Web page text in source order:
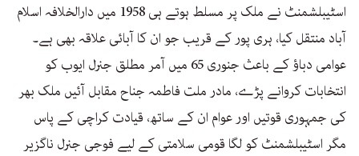
اسٹیبلشمنٹ نے ملک پر مسلط ہوتے ہی 1958 میں دارالخلافہ اسلام
آباد منتقل کیا، ہری پور کے قریب جو ان کا آبائی علاقہ بھی ہے۔
عوامی دباؤ کے باعث جنوری 65 میں آمر مطلق جنرل ایوب کو
انتخابات کروانے پڑے، مادر ملت فاطمہ جناح مقابل آئیں ملک بھر
کی جمہوری قوتیں اور عوام ان کے ساتھ، قیادت کراچی کے پاس
مگر اسٹیبلشمنٹ کو لگا قومی سلامتی کے لیے فوجی جنرل ناگزیر